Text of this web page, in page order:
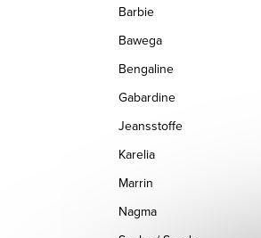
Barbie
Bawega
Bengaline
Gabardine
Jeansstoffe
Karelia
Marrin
Nagma